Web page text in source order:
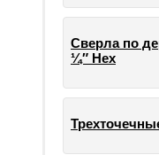
Сверла по
¼″ Hex